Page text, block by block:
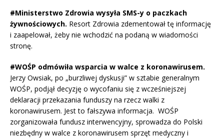
#Ministerstwo Zdrowia wysyła SMS-y o paczkach
żywnościowych. Resort Zdrowia zdementował tę informację
i zaapelował, żeby nie wchodzić na podaną w wiadomości
stronę.
#WOŚP odmówiła wsparcia w walce z koronawirusem.
Jerzy Owsiak, po „burzliwej dyskusji” w sztabie generalnym
WOŚP, podjął decyzję o wycofaniu się z wcześniejszej
deklaracji przekazania funduszy na rzecz walki z
koronawirusem. Jest to fałszywa informacja. WOŚP
zorganizowała fundusz interwencyjny, sprowadza do Polski
niezbędny w walce z koronawirusem sprzęt medyczny i